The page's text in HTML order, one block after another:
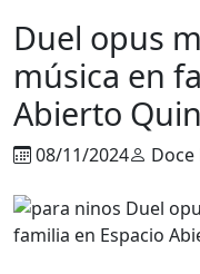
Duel opus
música en
Abierto
08/11/2024